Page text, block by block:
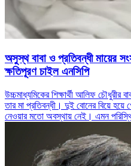
অসুস্থ বাবা ও প্রতিবন্ধী মায়ের
ক্ষতিপূরণ চাইল এনসিপি
উচ্চমাধ্যমিকের শিক্ষার্থী আলিফ চৌধুরীর
তার মা প্রতিবন্ধী। দুই বোনের বিয়ে হয়ে
নেওয়ার মতো অবস্থায় নেই। এমন